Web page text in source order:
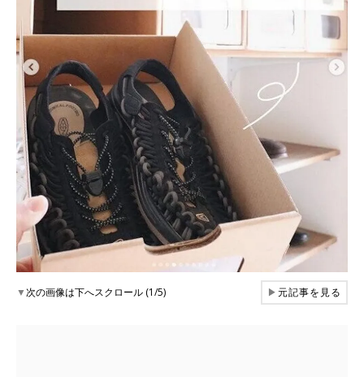
▼次の画像は下へスクロール (1/5) ▶元記事を見る